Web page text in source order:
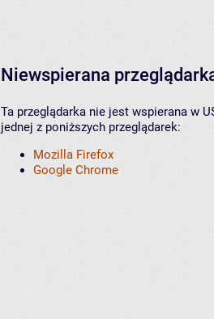
Niewspierana
Ta przeglądarka nie jest wspierana w
jednej z poniższych przeglądarek:
Mozilla Firefox
Google Chrome